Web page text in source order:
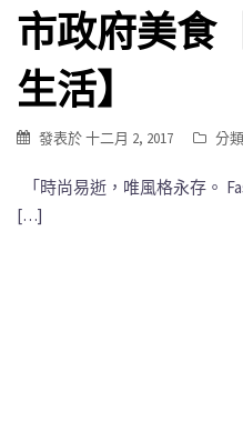
市政府美食
生活】
發表於十二月 2, 2017 分
「時尚易逝，唯風格永存。
[…]